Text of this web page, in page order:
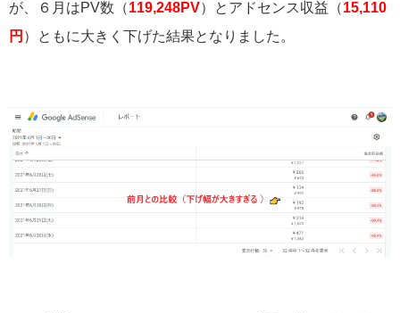
が、６月はPV数（119,248PV）とアドセンス収益（15,110
円 ）ともに大きく下げた結果となりました。